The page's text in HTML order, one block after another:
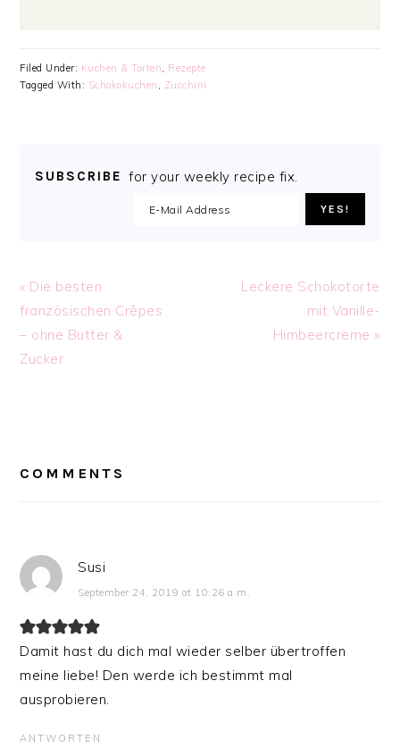
Filed Under: Kuchen & Torten, Rezepte
Tagged With: Schokokuchen , Zucchini
SUBSCRIBE for your weekly recipe fix.
Previous
Post:
« Die besten
französischen Crêpes
– ohne Butter &
Zucker
Next
Leckere Schokotorte
mit Vanille-
Himbeercreme »
COMMENTS
Susi
September 24, 2019 at 10:26 a.m.
Damit hast du dich mal wieder selber übertroffen
meine liebe! Den werde ich bestimmt mal
ausprobieren.
ANTWORTEN